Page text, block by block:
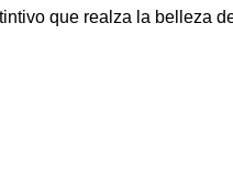
que realza la belleza